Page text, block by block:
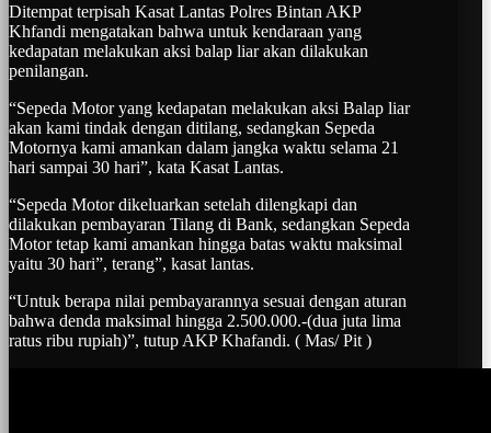
Ditempat terpisah Kasat Lantas Polres Bintan AKP
Khfandi mengatakan bahwa untuk kendaraan yang
kedapatan melakukan aksi balap liar akan dilakukan
penilangan.
“Sepeda Motor yang kedapatan melakukan aksi Balap liar
akan kami tindak dengan ditilang, sedangkan Sepeda
Motornya kami amankan dalam jangka waktu selama 21
hari sampai 30 hari”, kata Kasat Lantas.
“Sepeda Motor dikeluarkan setelah dilengkapi dan
dilakukan pembayaran Tilang di Bank, sedangkan Sepeda
Motor tetap kami amankan hingga batas waktu maksimal
yaitu 30 hari”, terang”, kasat lantas.
“Untuk berapa nilai pembayarannya sesuai dengan aturan
bahwa denda maksimal hingga 2.500.000.-(dua juta lima
ratus ribu rupiah)”, tutup AKP Khafandi. ( Mas/ Pit )